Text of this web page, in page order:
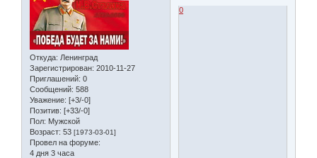
Откуда: Ленинград
Зарегистрирован: 2010-11-27
Приглашений: 0
Сообщений: 588
Уважение: [+3/-0]
Позитив: [+33/-0]
Пол: Мужской
Возраст: 53 [1973-03-01]
Провел на форуме:
4 дня 3 часа
0